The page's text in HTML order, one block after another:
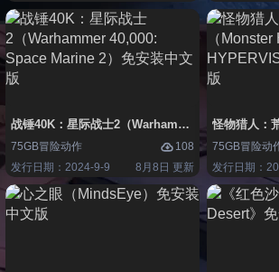
战锤40K：星际战士2（Warhammer 40,000:
75GB冒险动作
108
发行日期：2024-9-9
8月8日 更新
怪物猎人：
75GB冒险动
发行日期：